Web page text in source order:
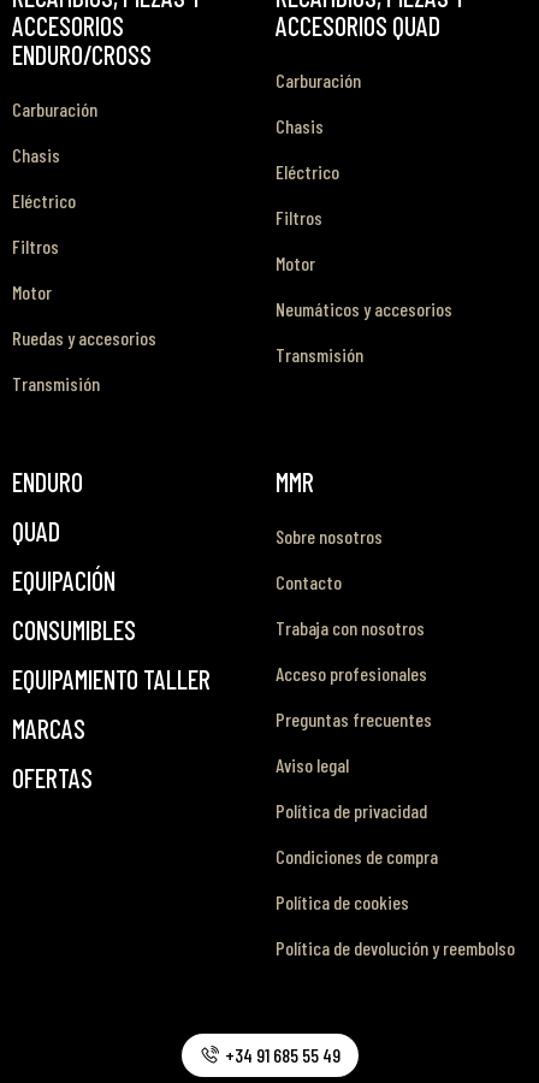
ACCESORIOS
ENDURO/CROSS
Carburación
Chasis
Eléctrico
Filtros
Motor
Ruedas y accesorios
Transmisión
ACCESORIOS QUAD
Carburación
Chasis
Eléctrico
Filtros
Motor
Neumáticos y accesorios
Transmisión
ENDURO
QUAD
EQUIPACIÓN
CONSUMIBLES
EQUIPAMIENTO TALLER
MARCAS
OFERTAS
MMR
Sobre nosotros
Contacto
Trabaja con nosotros
Acceso profesionales
Preguntas frecuentes
Aviso legal
Política de privacidad
Condiciones de compra
Política de cookies
Política de devolución y reembolso
+34 91 685 55 49